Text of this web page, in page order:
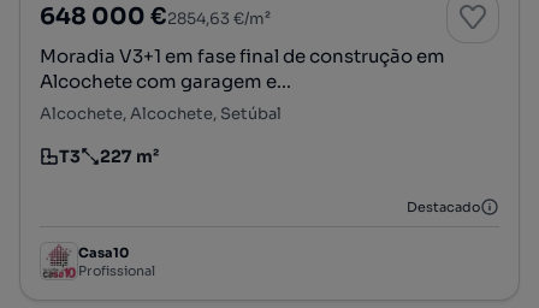
648 000 €2854,63 €/m²
Moradia V3+1 em fase final de construção em
Alcochete com garagem e...
Alcochete, Alcochete, Setúbal
Tipologia
T3
Preço por metro quadrado
227 m²
Destacado
Casa10
Profissional